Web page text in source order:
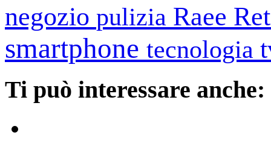
negozio pulizia Raee
smartphone tecnologia
Ti può interessare anche: